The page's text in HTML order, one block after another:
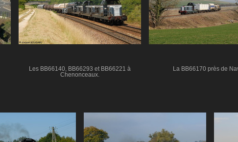
Les BB66140, BB66293 et BB66221 à
Chenonceaux.
La BB66170 près de